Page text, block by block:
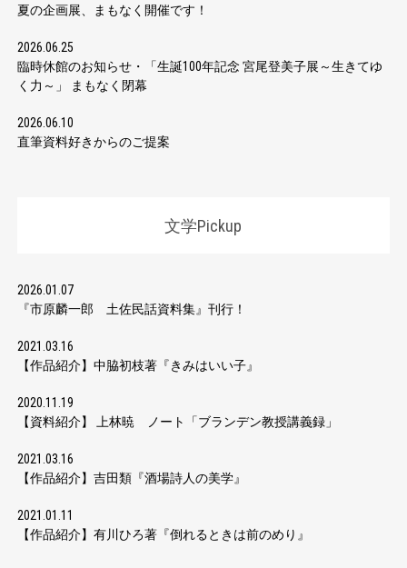
夏の企画展、まもなく開催です！
2026.06.25
臨時休館のお知らせ・「生誕100年記念 宮尾登美子展～生きてゆ
く力～」 まもなく閉幕
2026.06.10
直筆資料好きからのご提案
文学Pickup
2026.01.07
『市原麟一郎 土佐民話資料集』刊行！
2021.03.16
【作品紹介】中脇初枝著『きみはいい子』
2020.11.19
【資料紹介】 上林暁 ノート「ブランデン教授講義録」
2021.03.16
【作品紹介】吉田類『酒場詩人の美学』
2021.01.11
【作品紹介】有川ひろ著『倒れるときは前のめり』